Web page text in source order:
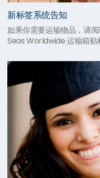
新标签系统告知
如果你需要运输物品，请
Seas Worldwide 运输箱贴